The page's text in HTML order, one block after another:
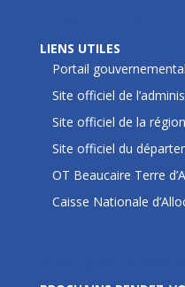
LIENS UTILES
Portail gouvernemental
Site officiel de
Site officiel de la
Site officiel du
OT Beaucaire Terre
Caisse Nationale